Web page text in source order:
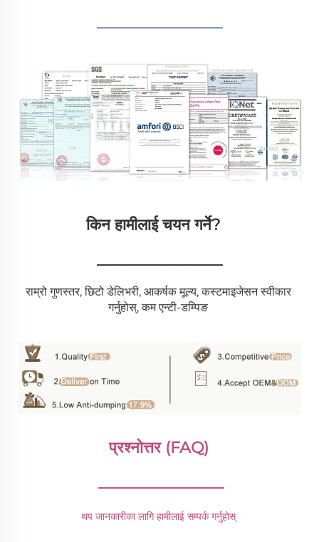
________________
किन हामीलाई चयन गर्ने?
________________
राम्रो गुणस्तर, छिटो डेलिभरी, आकर्षक मूल्य, कस्टमाइजेसन स्वीकार
गर्नुहोस्, कम एन्टी-डम्पिङ
प्रश्नोत्तर (FAQ)
________________
थप जानकारीका लागि हामीलाई सम्पर्क गर्नुहोस्